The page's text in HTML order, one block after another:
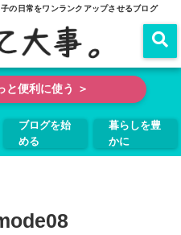
の日常をワンランクアップさせるブログ
便利に使う ＞
ブログを始
める
暮らしを豊
かに